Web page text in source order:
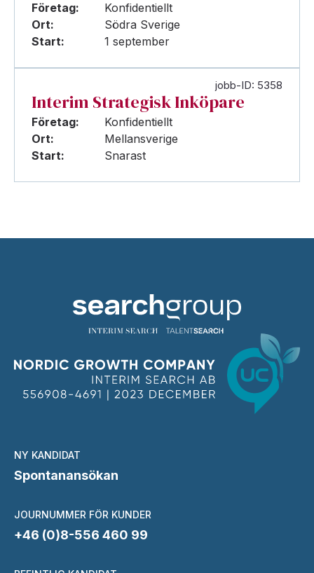
Företag:
Konfidentiellt
Ort:
Södra Sverige
Start:
1 september
jobb-ID: 5358
Interim Strategisk Inköpare
Företag:
Konfidentiellt
Ort:
Mellansverige
Start:
Snarast
NY KANDIDAT
Spontanansökan
JOURNUMMER FÖR KUNDER
+46 (0)8-556 460 99